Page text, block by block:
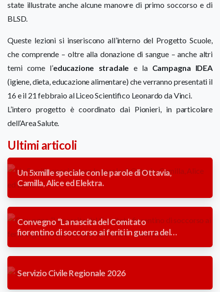
state illustrate anche alcune manovre di primo soccorso e di
BLSD.
Queste lezioni si inseriscono all’interno del Progetto Scuole,
che comprende – oltre alla donazione di sangue – anche altri
temi come l’educazione stradale e la Campagna IDEA
(igiene, dieta, educazione alimentare) che verranno presentati il
16 e il 21 febbraio al Liceo Scientifico Leonardo da Vinci.
L’intero progetto è coordinato dai Pionieri, in particolare
dell’Area Salute.
Ultimi articoli
Un 5xmille speciale con le parole di Ottavia,
Camilla, Alice ed Elektra.
Convegno “La nascita del Comitato
fiorentino di soccorso ai feriti in guerra del
Servizio Civile Regionale 2026